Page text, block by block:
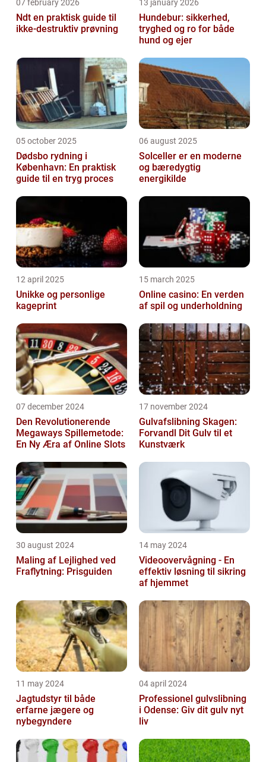
07 february 2026
Ndt en praktisk guide til
ikke-destruktiv prøvning
13 january 2026
Hundebur: sikkerhed,
tryghed og ro for både
hund og ejer
05 october 2025
Dødsbo rydning i
København: En praktisk
guide til en tryg proces
06 august 2025
Solceller er en moderne
og bæredygtig
energikilde
12 april 2025
Unikke og personlige
kageprint
15 march 2025
Online casino: En verden
af spil og underholdning
07 december 2024
Den Revolutionerende
Megaways Spillemetode:
En Ny Æra af Online Slots
17 november 2024
Gulvafslibning Skagen:
Forvandl Dit Gulv til et
Kunstværk
30 august 2024
Maling af Lejlighed ved
Fraflytning: Prisguiden
14 may 2024
Videoovervågning - En
effektiv løsning til sikring
af hjemmet
11 may 2024
Jagtudstyr til både
erfarne jægere og
nybegyndere
04 april 2024
Professionel gulvslibning
i Odense: Giv dit gulv nyt
liv